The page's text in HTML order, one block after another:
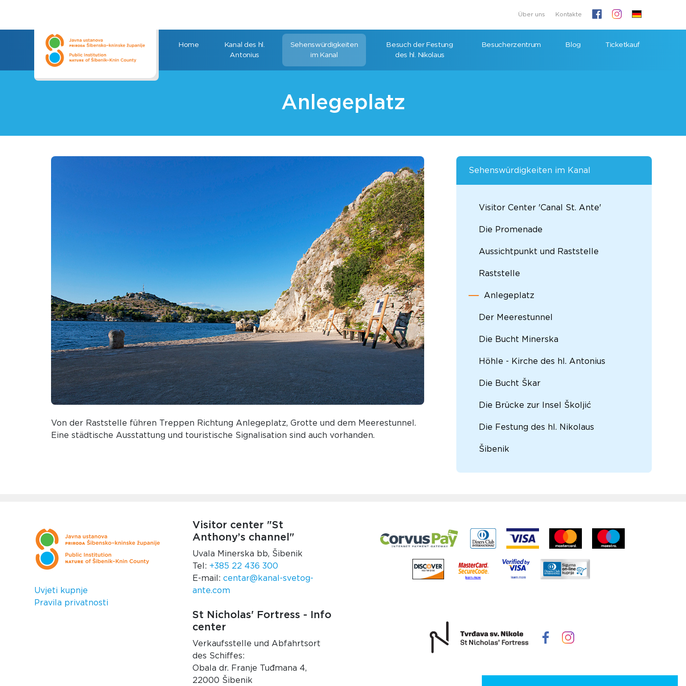
Über uns Kontakte
Home
Kanal des hl.
Antonius
Sehenswürdigkeiten
im Kanal
Besuch der Festung
des hl. Nikolaus
Besucherzentrum Blog Ticketkauf
Anlegeplatz
Von der Raststelle führen Treppen Richtung Anlegeplatz, Grotte und dem Meerestunnel.
Eine städtische Ausstattung und touristische Signalisation sind auch vorhanden.
Sehenswürdigkeiten im Kanal
Visitor Center 'Canal St. Ante'
Die Promenade
Aussichtpunkt und Raststelle
Raststelle
Anlegeplatz
Der Meerestunnel
Die Bucht Minerska
Höhle - Kirche des hl. Antonius
Die Bucht Škar
Die Brücke zur Insel Školjić
Die Festung des hl. Nikolaus
Šibenik
Uvjeti kupnje
Pravila privatnosti
Visitor center "St
Anthony’s channel"
Uvala Minerska bb, Šibenik
Tel: +385 22 436 300
E-mail: centar@kanal-svetog-
ante.com
St Nicholas' Fortress - Info
center
Verkaufsstelle und Abfahrtsort
des Schiffes:
Obala dr. Franje Tuđmana 4,
22000 Šibenik